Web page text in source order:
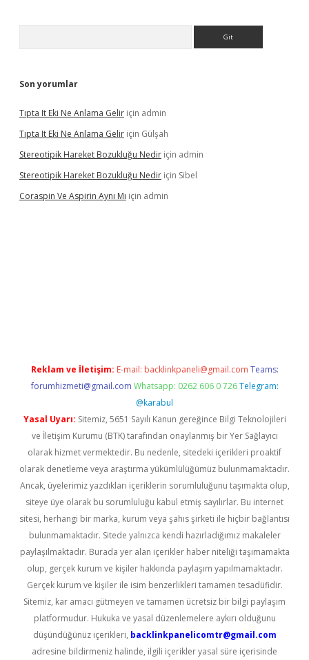
Son yorumlar
Tıpta It Eki Ne Anlama Gelir için admin
Tıpta It Eki Ne Anlama Gelir için Gülşah
Stereotipik Hareket Bozukluğu Nedir için admin
Stereotipik Hareket Bozukluğu Nedir için Sibel
Coraspin Ve Aspirin Aynı Mı için admin
Reklam ve İletişim: E-mail: backlinkpaneli@gmail.com Teams:
forumhizmeti@gmail.com Whatsapp: 0262 606 0 726 Telegram:
@karabul
Yasal Uyarı: Sitemiz, 5651 Sayılı Kanun gereğince Bilgi Teknolojileri
ve İletişim Kurumu (BTK) tarafından onaylanmış bir Yer Sağlayıcı
olarak hizmet vermektedir. Bu nedenle, sitedeki içerikleri proaktif
olarak denetleme veya araştırma yükümlülüğümüz bulunmamaktadır.
Ancak, üyelerimiz yazdıkları içeriklerin sorumluluğunu taşımakta olup,
siteye üye olarak bu sorumluluğu kabul etmiş sayılırlar. Bu internet
sitesi, herhangi bir marka, kurum veya şahıs şirketi ile hiçbir bağlantısı
bulunmamaktadır. Sitede yalnızca kendi hazırladığımız makaleler
paylaşılmaktadır. Burada yer alan içerikler haber niteliği taşımamakta
olup, gerçek kurum ve kişiler hakkında paylaşım yapılmamaktadır.
Gerçek kurum ve kişiler ile isim benzerlikleri tamamen tesadüfidir.
Sitemiz, kar amacı gütmeyen ve tamamen ücretsiz bir bilgi paylaşım
platformudur. Hukuka ve yasal düzenlemelere aykırı olduğunu
düşündüğünüz içerikleri, backlinkpanelicomtr@gmail.com
adresine bildirmeniz halinde, ilgili içerikler yasal süre içerisinde